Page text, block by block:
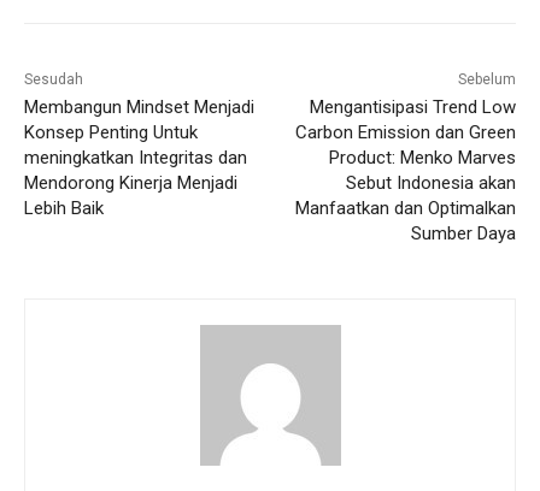
Sesudah
Membangun Mindset Menjadi
Konsep Penting Untuk
meningkatkan Integritas dan
Mendorong Kinerja Menjadi
Lebih Baik
Sebelum
Mengantisipasi Trend Low
Carbon Emission dan Green
Product: Menko Marves
Sebut Indonesia akan
Manfaatkan dan Optimalkan
Sumber Daya